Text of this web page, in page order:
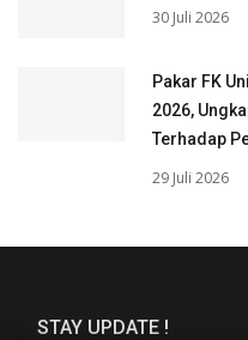
30 Juli 2026
Pakar FK
2026,
Terhadap
29 Juli 2026
STAY UPDATE !